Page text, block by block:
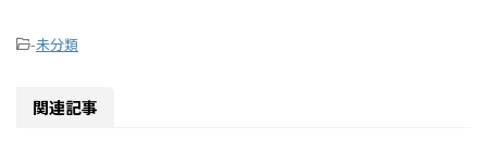
-未分類
関連記事